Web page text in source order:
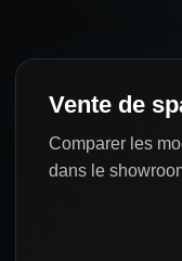
Vente de
Comparer les
dans le